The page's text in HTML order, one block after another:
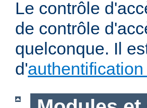
Le contrôle
de contrôle
quelconque. Il
d'